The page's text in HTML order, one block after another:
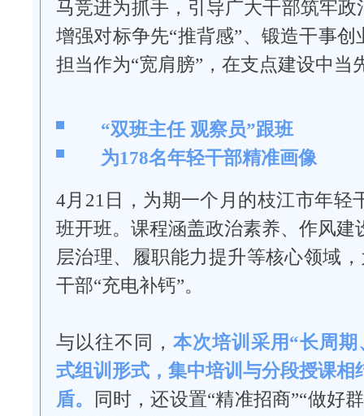
马竞进为抓手，引导广大干部筑牢政
增强对标争先“推背感”、锻造干事创
担当作为“宽肩膀”，在支点建设中当
“双班主任 观察员”跟班
为178名年轻干部精准画像
4月21日，为期一个月的枝江市年轻
班开班。课程涵盖政治素养、作风建
层治理、履职能力提升等核心领域
干部“充电补钙”。
与以往不同， 本次培训采用“长周
式组训形式，集中培训与分段授课相
盾。
同时，还设置“精准招商”“做好